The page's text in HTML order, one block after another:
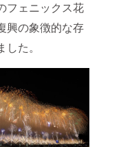
フェニックス花
興の象徴的な存
た。